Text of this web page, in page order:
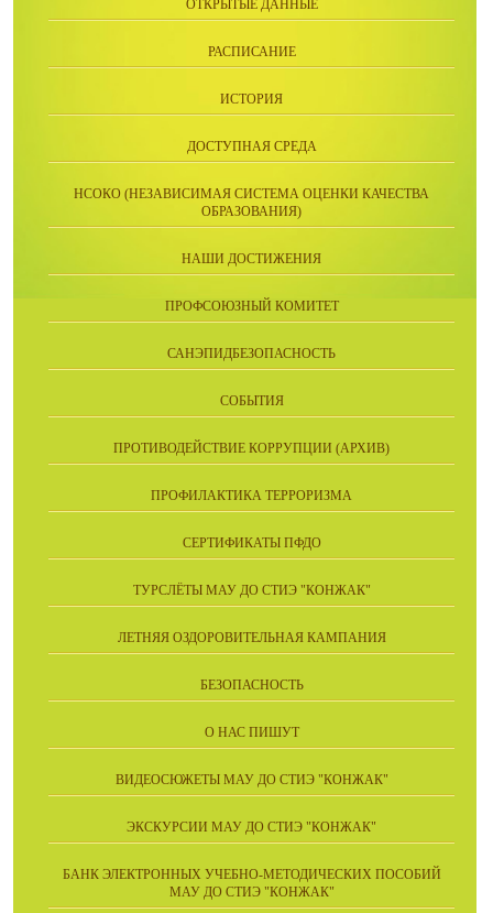
ОТКРЫТЫЕ ДАННЫЕ
РАСПИСАНИЕ
ИСТОРИЯ
ДОСТУПНАЯ СРЕДА
НСОКО (НЕЗАВИСИМАЯ СИСТЕМА ОЦЕНКИ КАЧЕСТВА
ОБРАЗОВАНИЯ)
НАШИ ДОСТИЖЕНИЯ
ПРОФСОЮЗНЫЙ КОМИТЕТ
САНЭПИДБЕЗОПАСНОСТЬ
СОБЫТИЯ
ПРОТИВОДЕЙСТВИЕ КОРРУПЦИИ (АРХИВ)
ПРОФИЛАКТИКА ТЕРРОРИЗМА
СЕРТИФИКАТЫ ПФДО
ТУРСЛЁТЫ МАУ ДО СТИЭ "КОНЖАК"
ЛЕТНЯЯ ОЗДОРОВИТЕЛЬНАЯ КАМПАНИЯ
БЕЗОПАСНОСТЬ
О НАС ПИШУТ
ВИДЕОСЮЖЕТЫ МАУ ДО СТИЭ "КОНЖАК"
ЭКСКУРСИИ МАУ ДО СТИЭ "КОНЖАК"
БАНК ЭЛЕКТРОННЫХ УЧЕБНО-МЕТОДИЧЕСКИХ ПОСОБИЙ
МАУ ДО СТИЭ "КОНЖАК"